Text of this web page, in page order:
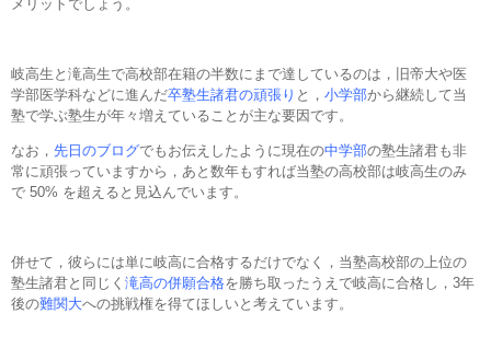
メリットでしょう。
岐高生と滝高生で高校部在籍の半数にまで達しているのは，旧帝大や医
学部医学科などに進んだ卒塾生諸君の頑張り と， 小学部から継続して当
塾で学ぶ塾生が年々増えていることが主な要因です。
なお， 先日のブログでもお伝えしたように現在の中学部の塾生諸君も非
常に頑張っていますから，あと数年もすれば当塾の高校部は岐高生のみ
で 50% を超えると見込んでいます。
併せて，彼らには単に岐高に合格するだけでなく，当塾高校部の上位の
塾生諸君と同じく 滝高の併願合格を勝ち取ったうえで岐高に合格し，3年
後の難関大への挑戦権を得てほしいと考えています。